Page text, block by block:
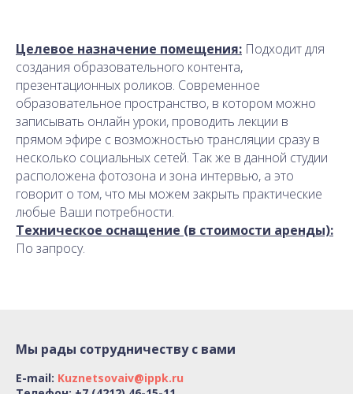
Целевое назначение помещения: Подходит для
создания образовательного контента,
презентационных роликов. Современное
образовательное пространство, в котором можно
записывать онлайн уроки, проводить лекции в
прямом эфире с возможностью трансляции сразу в
несколько социальных сетей. Так же в данной студии
расположена фотозона и зона интервью, а это
говорит о том, что мы можем закрыть практические
любые Ваши потребности.
Техническое оснащение (в стоимости аренды):
По запросу.
Мы рады сотрудничеству с вами
E-mail: Kuznetsovaiv@ippk.ru